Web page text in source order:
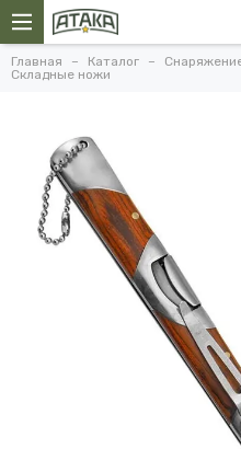
Главная Каталог
Складные ножи